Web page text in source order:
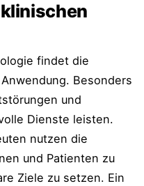
findet die
Besonders
und
Dienste leisten.
nutzen die
und Patienten zu
Ziele zu setzen. Ein